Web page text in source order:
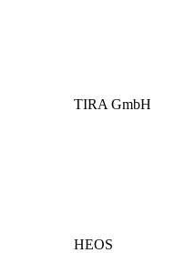
TIRA GmbH
HEOS